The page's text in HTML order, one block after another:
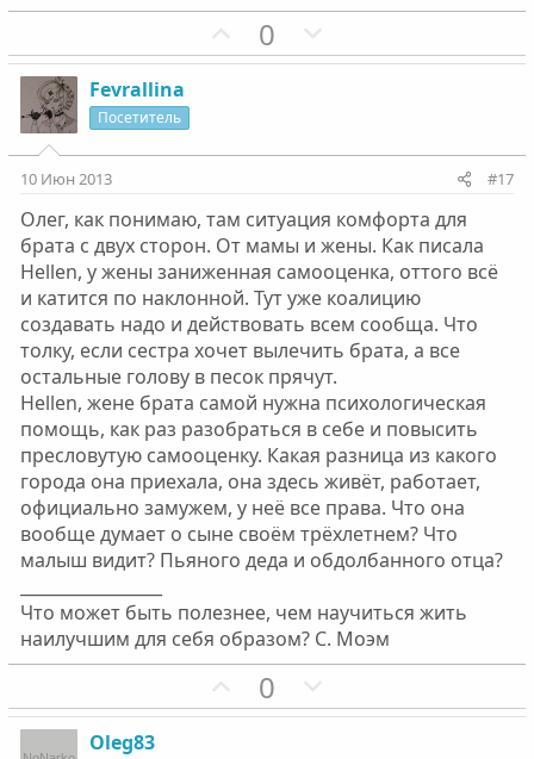
П
о
т
н
ы
й
г
о
л
о
с
0
е
т
н
ы
й
г
о
л
о
с
Fevrallina
Посетитель
10 Июн 2013 #17
Олег, как понимаю, там ситуация комфорта для
брата с двух сторон. От мамы и жены. Как писала
Hellen, у жены заниженная самооценка, оттого всё
и катится по наклонной. Тут уже коалицию
создавать надо и действовать всем сообща. Что
толку, если сестра хочет вылечить брата, а все
остальные голову в песок прячут.
Hellen, жене брата самой нужна психологическая
помощь, как раз разобраться в себе и повысить
пресловутую самооценку. Какая разница из какого
города она приехала, она здесь живёт, работает,
официально замужем, у неё все права. Что она
вообще думает о сыне своём трёхлетнем? Что
малыш видит? Пьяного деда и обдолбанного отца?
Что может быть полезнее, чем научиться жить
наилучшим для себя образом? С. Моэм
П
о
0
е
Oleg83